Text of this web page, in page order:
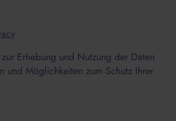
Erhebung und Nutzung der Daten
und Möglichkeiten zum Schutz Ihrer